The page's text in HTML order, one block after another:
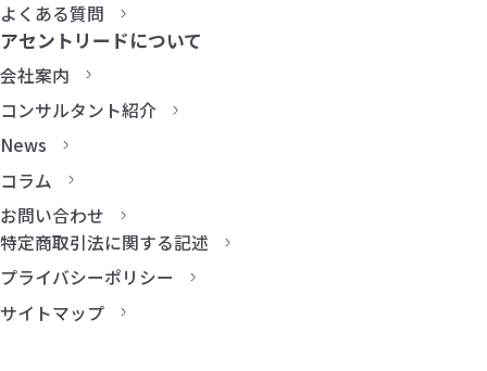
よくある質問
アセントリードについて
会社案内
コンサルタント紹介
News
コラム
お問い合わせ
特定商取引法に関する記述
プライバシーポリシー
サイトマップ